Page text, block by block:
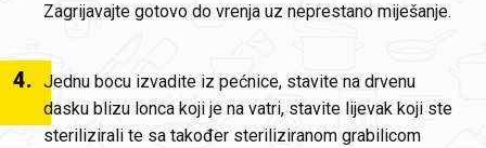
Zagrijavajte gotovo do vrenja uz neprestano miješanje.
4. Jednu bocu izvadite iz pećnice, stavite na drvenu
dasku blizu lonca koji je na vatri, stavite lijevak koji ste
sterilizirali te sa također steriliziranom grabilicom